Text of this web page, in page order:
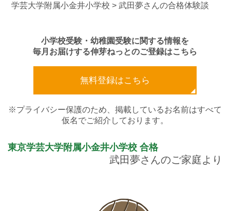
学芸大学附属小金井小学校 > 武田夢さんの合格体験談
小学校受験・幼稚園受験に関する情報を
毎月お届けする伸芽ねっとのご登録はこちら
無料登録はこちら
※プライバシー保護のため、掲載しているお名前はすべて
仮名でご紹介しております。
東京学芸大学附属小金井小学校 合格
武田夢さんのご家庭より